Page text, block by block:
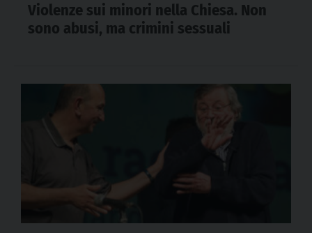
Violenze sui minori nella Chiesa. Non
sono abusi, ma crimini sessuali